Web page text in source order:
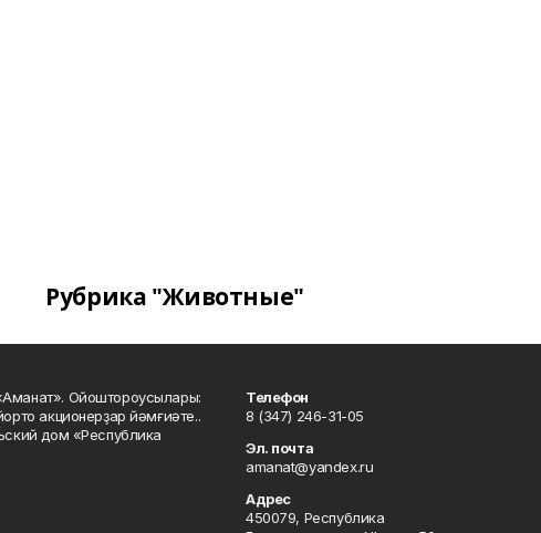
Рубрика "Животные"
Ойоштороусылары:
акционерҙар йәмғиәте..
дом «Республика
Телефон
8 (347) 246-31-05
Эл. почта
amanat@yandex.ru
Адрес
450079, Республика